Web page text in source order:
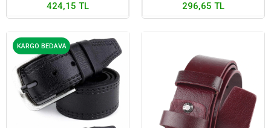
424,15 TL 296,65 TL
KARGO BEDAVA